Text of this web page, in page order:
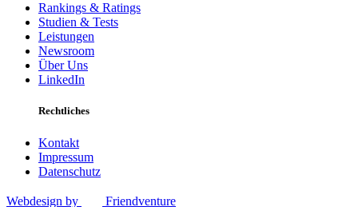
Rankings & Ratings
Studien & Tests
Leistungen
Newsroom
Über Uns
LinkedIn
Rechtliches
Kontakt
Impressum
Datenschutz
Webdesign by Friendventure